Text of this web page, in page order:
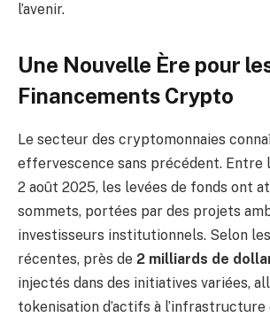
l’avenir.
Une Nouvelle Ère pour
Financements Crypto
Le secteur des cryptomonnaies
effervescence sans précédent. Entre
2 août 2025, les levées de fonds ont
sommets, portées par des projets
investisseurs institutionnels. Selon
récentes, près de 2 milliards de
injectés dans des initiatives variées,
tokenisation d’actifs à